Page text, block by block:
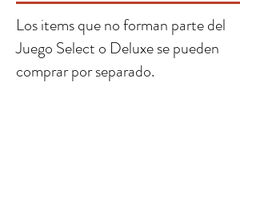
Los items que no forman parte del
Juego Select o Deluxe se pueden
comprar por separado.